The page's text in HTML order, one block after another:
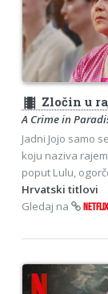
theaters Zločin u
A Crime in
Jadni Jojo samo
koju naziva
poput Lulu,
Hrvatski titlovi
Gledaj na